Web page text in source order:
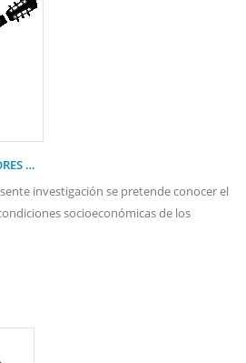
…
investigación se pretende conocer el
socioeconómicas de los